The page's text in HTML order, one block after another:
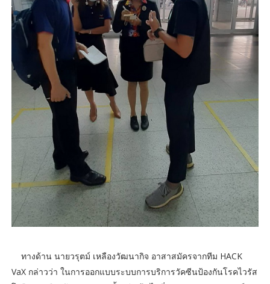
ทางด้าน นายวรุตม์ เหลืองวัฒนากิจ อาสาสมัครจากทีม HACK
VaX กล่าวว่า ในการออกแบบระบบการบริการวัคซีนป้องกันโรคไวรัส